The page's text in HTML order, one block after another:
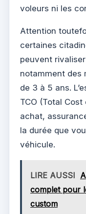
voleurs ni les
Attention
certaines
peuvent
notamment des
de 3 à 5 ans.
TCO (Total
achat,
la durée que
véhicule.
LIRE AUSSI
complet pour
custom